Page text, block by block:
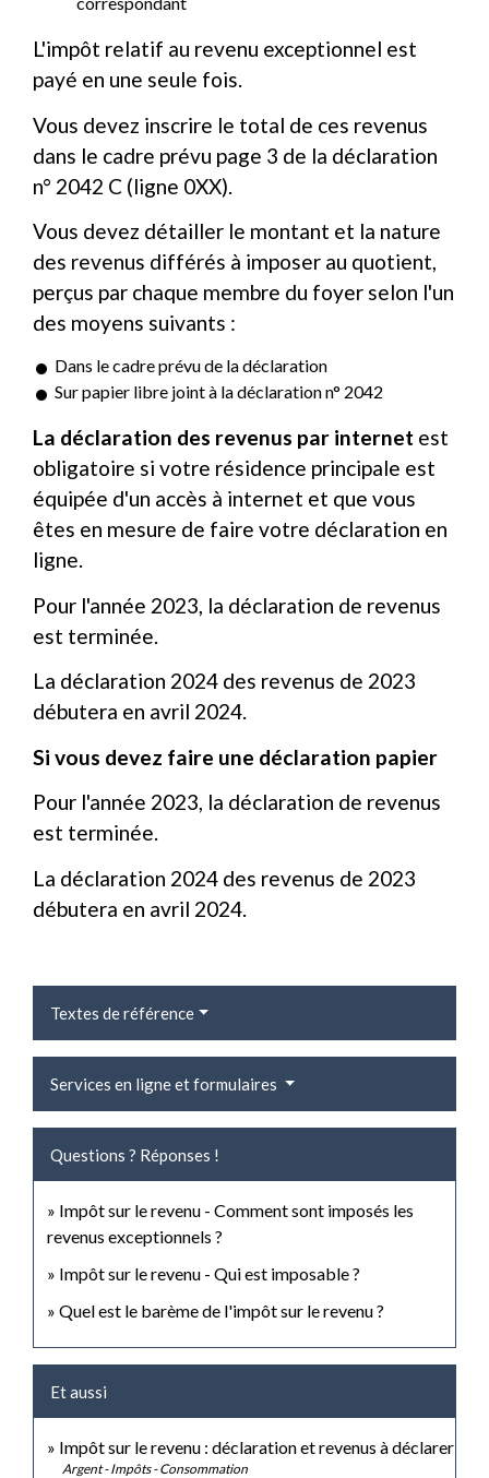
L'impôt relatif au revenu exceptionnel est
payé en une seule fois.
Vous devez inscrire le total de ces revenus
dans le cadre prévu page 3 de la déclaration
n° 2042 C (ligne 0XX).
Vous devez détailler le montant et la nature
des revenus différés à imposer au quotient,
perçus par chaque membre du foyer selon l'un
des moyens suivants :
Dans le cadre prévu de la déclaration
Sur papier libre joint à la déclaration n° 2042
La déclaration des revenus par internet est
obligatoire si votre résidence principale est
équipée d'un accès à internet et que vous
êtes en mesure de faire votre déclaration en
ligne.
Pour l'année 2023, la déclaration de revenus
est terminée.
La déclaration 2024 des revenus de 2023
débutera en avril 2024.
Si vous devez faire une déclaration papier
Pour l'année 2023, la déclaration de revenus
est terminée.
La déclaration 2024 des revenus de 2023
débutera en avril 2024.
Textes de référence
Services en ligne et formulaires
Questions ? Réponses !
Impôt sur le revenu - Comment sont imposés les
revenus exceptionnels ?
Impôt sur le revenu - Qui est imposable ?
Quel est le barème de l'impôt sur le revenu ?
Et aussi
Impôt sur le revenu : déclaration et revenus à déclarer
Argent - Impôts - Consommation